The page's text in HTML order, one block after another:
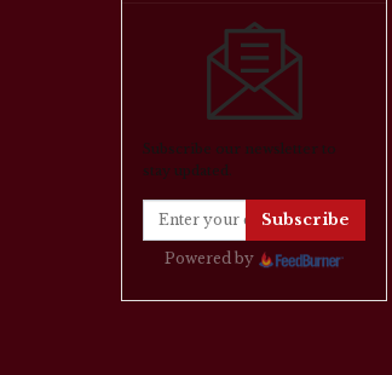
Subscribe our newsletter to
stay updated.
Subscribe
Powered by